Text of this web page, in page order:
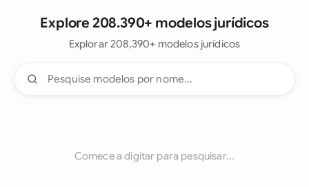
Explore 208.390+ modelos jurídicos
Explorar 208,390+ modelos jurídicos
Comece a digitar para pesquisar...